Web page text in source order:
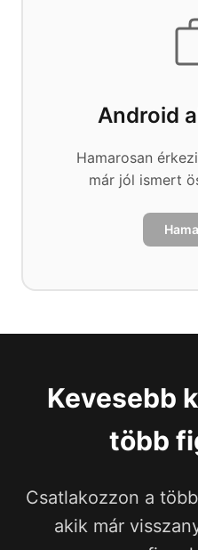
Android
Hamarosan
már jól ismert
Kevesebb
több
Csatlakozzon a
akik már